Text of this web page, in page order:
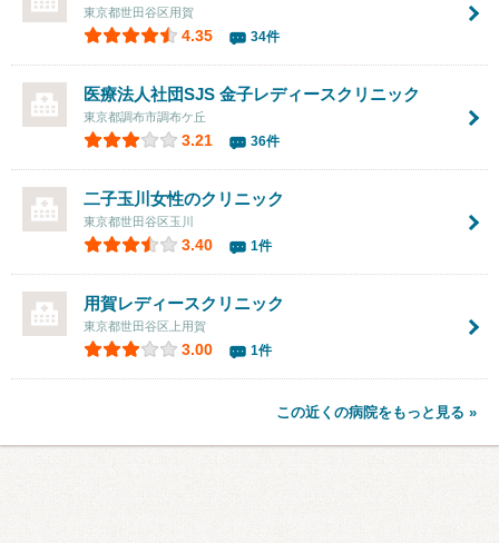
東京都世田谷区用賀
4.35 34件
医療法人社団SJS 金子レディースクリニック
東京都調布市調布ケ丘
3.21 36件
二子玉川女性のクリニック
東京都世田谷区玉川
3.40 1件
用賀レディースクリニック
東京都世田谷区上用賀
3.00 1件
この近くの病院をもっと見る »